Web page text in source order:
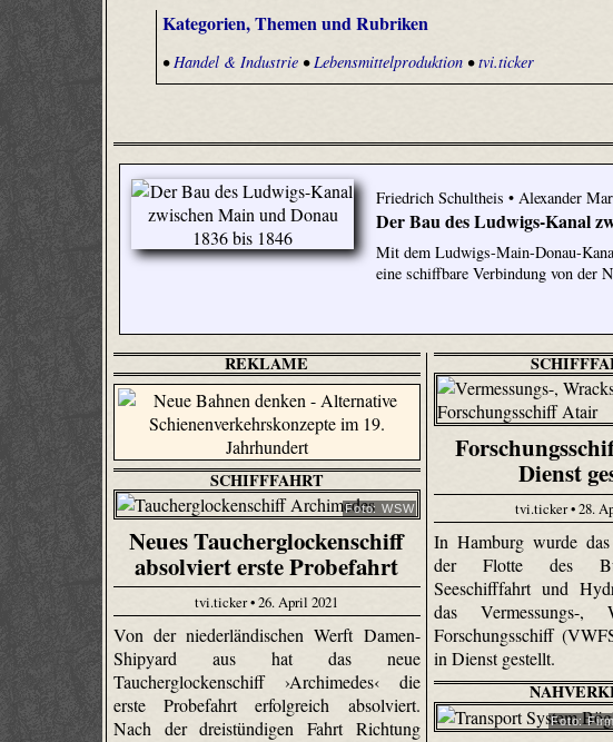
Kategorien, Themen und Rubriken
•Handel & Industrie •Lebensmittelproduktion •tvi.ticker
Friedrich Schultheis • Alexander
Der Bau des Ludwigs-Kanal
Mit dem Ludwigs-Main-Donau-
eine schiffbare Verbindung von der
REKLAME
SCHIFFFAHRT
Foto: WSW
Neues Taucherglockenschiff
absolviert erste Probefahrt
tvi.ticker • 26. April 2021
Von der niederländischen Werft Damen-
Shipyard aus hat das neue
Taucherglockenschiff ›Archimedes‹ die
erste Probefahrt erfolgreich absolviert.
Nach der dreistündigen Fahrt Richtung
Dienst
tvi.ticker • 28.
In Hamburg wurde
der Flotte des
Seeschifffahrt und
das Vermessungs-,
Forschungsschiff
in Dienst gestellt.
Foto: